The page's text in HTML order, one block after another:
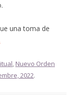
una toma de
, Nuevo Orden
2022.